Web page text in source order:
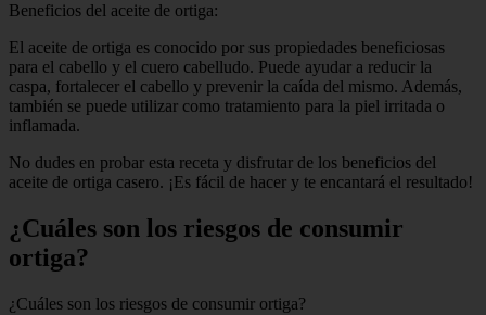
Beneficios del aceite de ortiga:
El aceite de ortiga es conocido por sus propiedades beneficiosas
para el cabello y el cuero cabelludo. Puede ayudar a reducir la
caspa, fortalecer el cabello y prevenir la caída del mismo. Además,
también se puede utilizar como tratamiento para la piel irritada o
inflamada.
No dudes en probar esta receta y disfrutar de los beneficios del
aceite de ortiga casero. ¡Es fácil de hacer y te encantará el resultado!
¿Cuáles son los riesgos de consumir
ortiga?
¿Cuáles son los riesgos de consumir ortiga?